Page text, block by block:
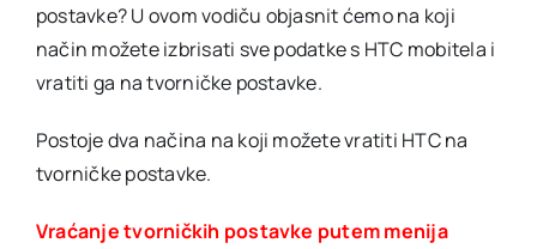
postavke? U ovom vodiču objasnit ćemo na koji
način možete izbrisati sve podatke s HTC mobitela i
vratiti ga na tvorničke postavke.
Postoje dva načina na koji možete vratiti HTC na
tvorničke postavke.
Vraćanje tvorničkih postavke putem menija